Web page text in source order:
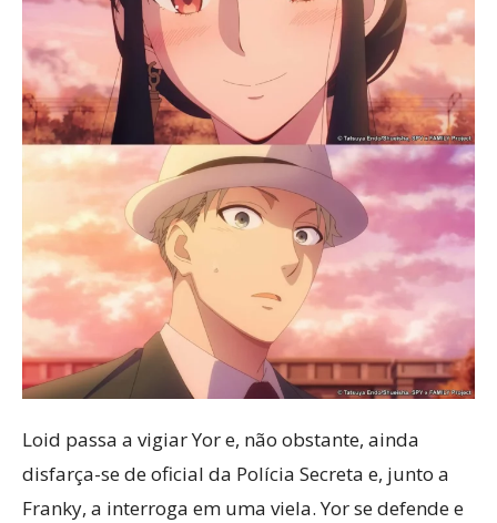
Loid passa a vigiar Yor e, não obstante, ainda
disfarça-se de oficial da Polícia Secreta e, junto a
Franky, a interroga em uma viela. Yor se defende e